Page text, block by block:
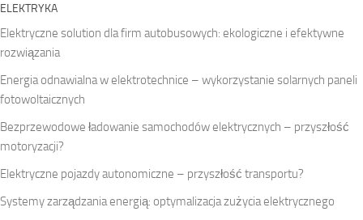
ELEKTRYKA
Elektryczne solution dla firm autobusowych: ekologiczne i efektywne
rozwiązania
Energia odnawialna w elektrotechnice – wykorzystanie solarnych paneli
fotowoltaicznych
Bezprzewodowe ładowanie samochodów elektrycznych – przyszłość
motoryzacji?
Elektryczne pojazdy autonomiczne – przyszłość transportu?
Systemy zarządzania energią: optymalizacja zużycia elektrycznego